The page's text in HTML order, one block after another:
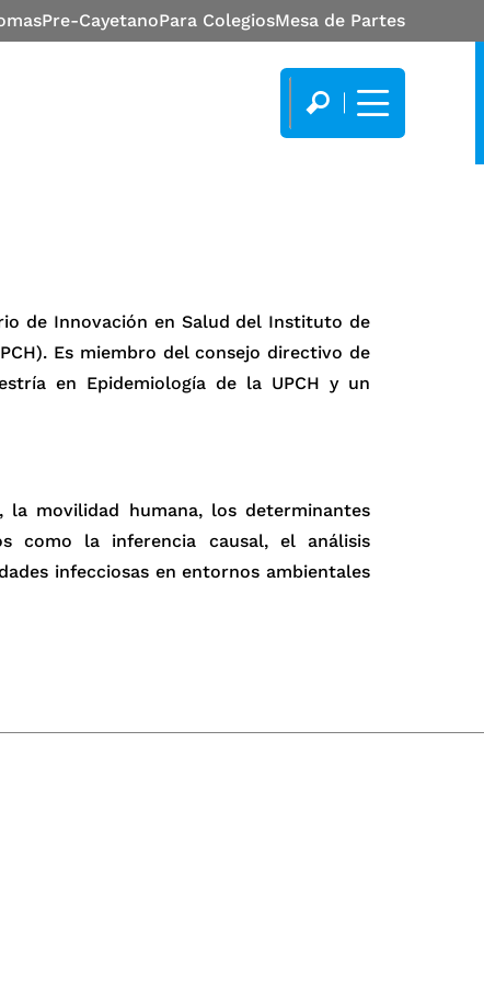
Pre-CayetanoPara ColegiosMesa de Partes
de Innovación en Salud del Instituto de
Es miembro del consejo directivo de
en Epidemiología de la UPCH y un
la movilidad humana, los determinantes
como la inferencia causal, el análisis
infecciosas en entornos ambientales